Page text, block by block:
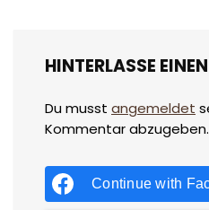
HINTERLASSE
Du musst angemeldet
Kommentar abzugeben.
Continue with